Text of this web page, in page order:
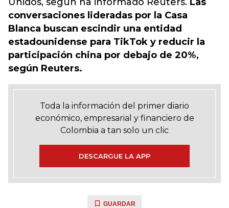
conversaciones lideradas por la Casa
Blanca buscan escindir una entidad
estadounidense para TikTok y reducir la
participación china por debajo de 20%,
según Reuters.
Toda la información del primer diario
económico, empresarial y financiero de
Colombia a tan solo un clic
DESCARGUE LA APP
GUARDAR